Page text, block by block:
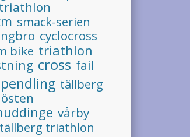
smack-serien
cyclocross
bike triathlon
cross fail
pendling tällberg
vårby
tällberg triathlon